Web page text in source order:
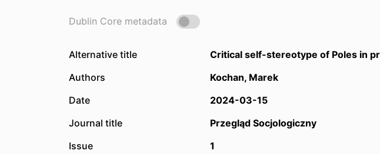
Dublin Core metadata
Alternative title
Critical self-stereotype of Poles in
Authors
Kochan, Marek
Date
2024-03-15
Journal title
Przegląd Socjologiczny
Issue
1